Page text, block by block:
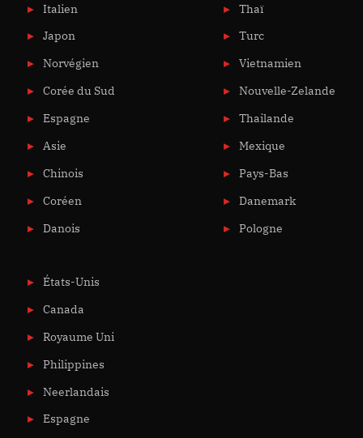
Italien
Japon
Norvégien
Corée du Sud
Espagne
Asie
Chinois
Coréen
Danois
Thaï
Turc
Vietnamien
Nouvelle-Zelande
Thailande
Mexique
Pays-Bas
Danemark
Pologne
États-Unis
Canada
Royaume Uni
Philippines
Neerlandais
Espagne